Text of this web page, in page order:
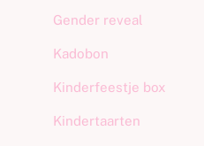
Gender reveal
Kadobon
Kinderfeestje box
Kindertaarten